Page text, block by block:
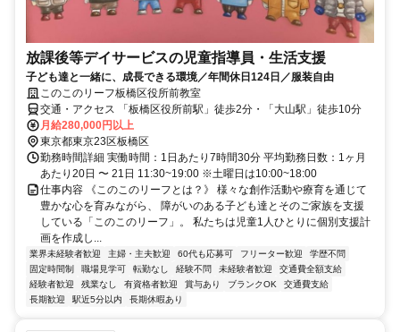
放課後等デイサービスの児童指導員・生活支援
子ども達と一緒に、成長できる環境／年間休日124日／服装自由
このこのリーフ板橋区役所前教室
交通・アクセス 「板橋区役所前駅」徒歩2分・「大山駅」徒歩10分
月給280,000円以上
東京都東京23区板橋区
勤務時間詳細 実働時間：1日あたり7時間30分 平均勤務日数：1ヶ月
あたり20日 〜 21日 11:30~19:00 ※土曜日は10:00~18:00
仕事内容 《このこのリーフとは？》 様々な創作活動や療育を通じて
豊かな心を育みながら、 障がいのある子ども達とそのご家族を支援
している「このこのリーフ」。 私たちは児童1人ひとりに個別支援計
画を作成し...
業界未経験者歓迎 主婦・主夫歓迎 60代も応募可 フリーター歓迎
学歴不問
固定時間制
職場見学可 転勤なし 経験不問 未経験者歓迎
交通費全額支給
経験者歓迎
残業なし 有資格者歓迎 賞与あり ブランクOK
交通費支給
長期歓迎
駅近5分以内 長期休暇あり